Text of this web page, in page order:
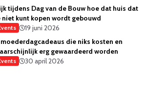
tijdens Dag van de Bouw hoe dat huis dat
niet kunt kopen wordt gebouwd
19 juni 2026
die niks kosten en
erg gewaardeerd worden
30 april 2026